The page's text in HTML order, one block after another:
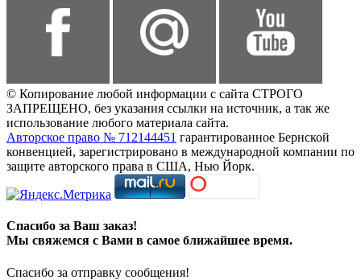
© Копирование любой информации с сайта СТРОГО
ЗАПРЕЩЕНО, без указания ссылки на источник, а так же
использование любого материала сайта.
Авторское право № 712144451 гарантированное Бернской
конвенцией, зарегистрировано в международной компании по
защите авторского права в США, Нью Йорк.
Спасибо за Ваш заказ!
Мы свяжемся с Вами в самое ближайшее время.
Спасибо за отправку сообщения!